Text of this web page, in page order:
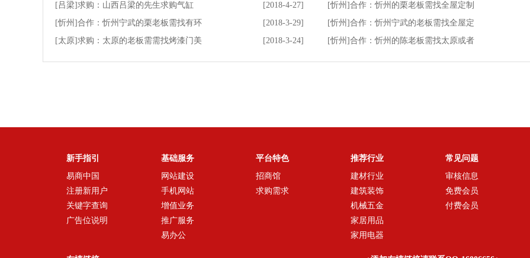
[吕梁]求购：山西吕梁的先生求购气缸
[2018-4-27] [忻州]合作：忻州的栗老板需找全屋定制
[忻州]合作：忻州宁武的栗老板需找有环
[2018-3-29] [忻州]合作：忻州宁武的老板需找全屋定
[太原]求购：太原的老板需需找烤漆门美
[2018-3-24] [忻州]合作：忻州的陈老板需找太原或者
新手指引
易商中国
注册新用户
关键字查询
广告位说明
基础服务
网站建设
手机网站
增值业务
推广服务
易办公
平台特色
招商馆
求购需求
推荐行业
建材行业
建筑装饰
机械五金
家居用品
家用电器
常见问题
审核信息
免费会员
付费会员